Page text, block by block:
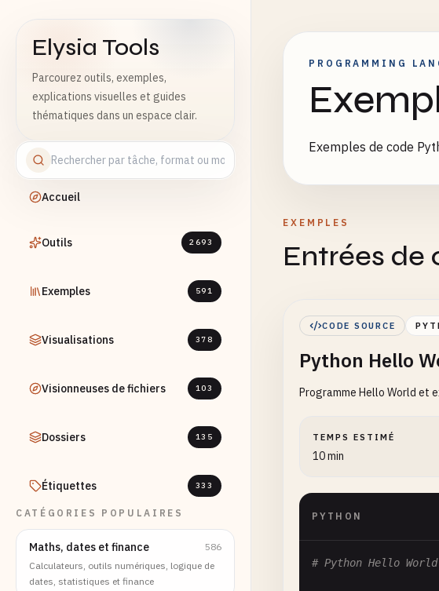
Elysia Tools
Parcourez outils, exemples,
explications visuelles et guides
thématiques dans un espace clair.
Accueil
Outils 2693
Exemples 591
Visualisations 378
Visionneuses de fichiers 103
Dossiers 135
Étiquettes 333
CATÉGORIES POPULAIRES
Maths, dates et finance
586
Calculateurs, outils numériques, logique de
dates, statistiques et finance
PROGRAMMING
Exemples de code
EXEMPLES
Entrées
CODE SOURCE
Python Hello
Programme Hello World et
TEMPS ESTIMÉ
10 min
PYTHON
# Python Hello World